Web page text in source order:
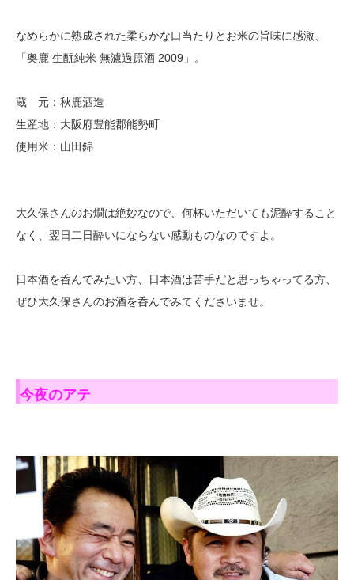
なめらかに熟成された柔らかな口当たりとお米の旨味に感激、
「奥鹿 生酛純米 無濾過原酒 2009」。
蔵 元：秋鹿酒造
生産地：大阪府豊能郡能勢町
使用米：山田錦
大久保さんのお燗は絶妙なので、何杯いただいても泥酔すること
なく、翌日二日酔いにならない感動ものなのですよ。
日本酒を呑んでみたい方、日本酒は苦手だと思っちゃってる方、
ぜひ大久保さんのお酒を呑んでみてくださいませ。
今夜のアテ